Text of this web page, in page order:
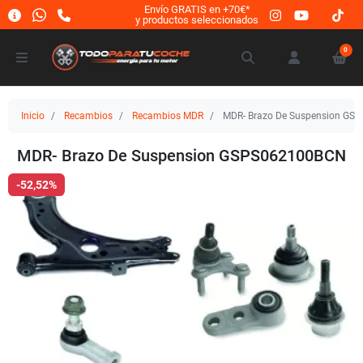
Envío GRATIS en +70€*
y productos seleccionados
0
Inicio Recambios Recambios MDR MDR- Brazo De Suspension
MDR- Brazo De Suspension GSPS062100BCN
-52,52%